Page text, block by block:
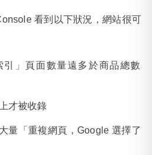
看到以下狀況，網站很可
引」頁面數量遠多於商品總數
才被收錄
量「重複網頁，Google 選擇了